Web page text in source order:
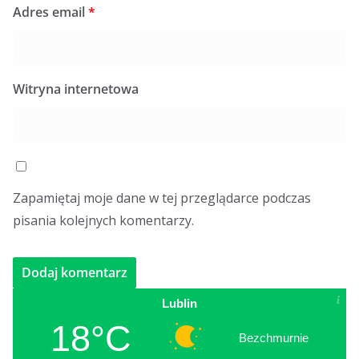
Adres email*
Witryna internetowa
Zapamiętaj moje dane w tej przeglądarce podczas
pisania kolejnych komentarzy.
Lublin
18°C Bezchmurnie